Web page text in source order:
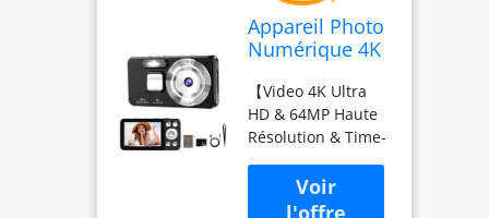
Appareil Photo
Numérique 4K
18x, Autofocus,
Time-Lapse,
Écran 2.8''
Rechargeable，
Webcam, Trou
pour trépied,
【Video 4K Ultra
HD & 64MP Haute
Résolution & Time-
Lapse】
Spécialement
conçu pour les